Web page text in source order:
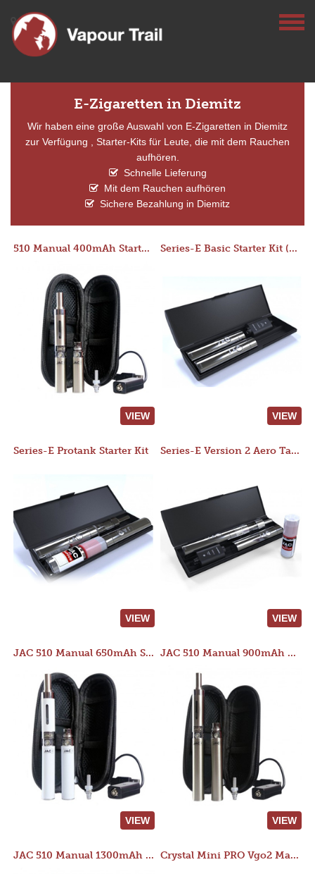
E-Zigaretten in Diemitz
Wir haben eine große Auswahl von E-Zigaretten in Diemitz
zur Verfügung , Starter-Kits für Leute, die mit dem Rauchen
aufhören.
Schnelle Lieferung
Mit dem Rauchen aufhören
Sichere Bezahlung in Diemitz
510 Manual 400mAh Starter Kit
VIEW
Series-E Basic Starter Kit (No Tank)
VIEW
Series-E Protank Starter Kit
VIEW
Series-E Version 2 Aero Tank Starter Kit
VIEW
JAC 510 Manual 650mAh Starter Kit
VIEW
JAC 510 Manual 900mAh Starter Kit
VIEW
JAC 510 Manual 1300mAh Starter Kit Crystal Mini PRO Vgo2 Manual 400mAh Kit